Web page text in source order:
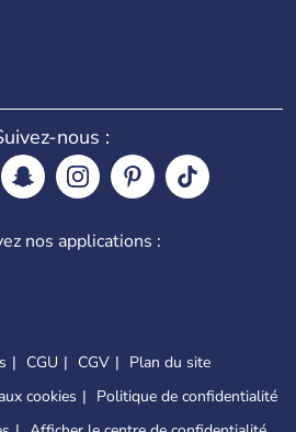
nous :
nos applications :
CGU CGV
Plan du site
cookies
Politique de confidentialité